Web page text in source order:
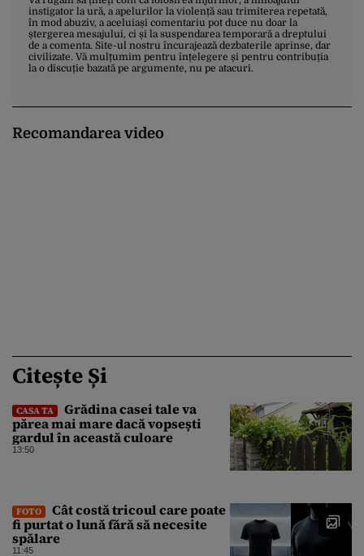
instigator la ură, a apelurilor la violență sau trimiterea repetată,
în mod abuziv, a aceluiași comentariu pot duce nu doar la
ștergerea mesajului, ci și la suspendarea temporară a dreptului
de a comenta. Site-ul nostru încurajează dezbaterile aprinse, dar
civilizate. Vă mulțumim pentru înțelegere și pentru contribuția
la o discuție bazată pe argumente, nu pe atacuri.
Recomandarea video
Citește Și
CASA TA
Grădina casei tale va
părea mai mare dacă vopsești
gardul în această culoare
13:50
FOTO
Cât costă tricoul care poate
fi purtat o lună fără să necesite
spălare
11:45